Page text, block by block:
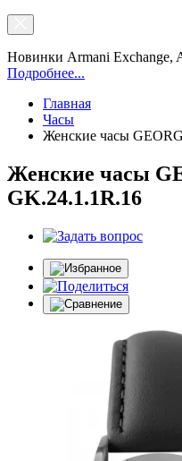
Новинки Armani Exchange,
Подробнее...
Главная
Часы
Женские часы
Женские часы
GK.24.1.1R.16